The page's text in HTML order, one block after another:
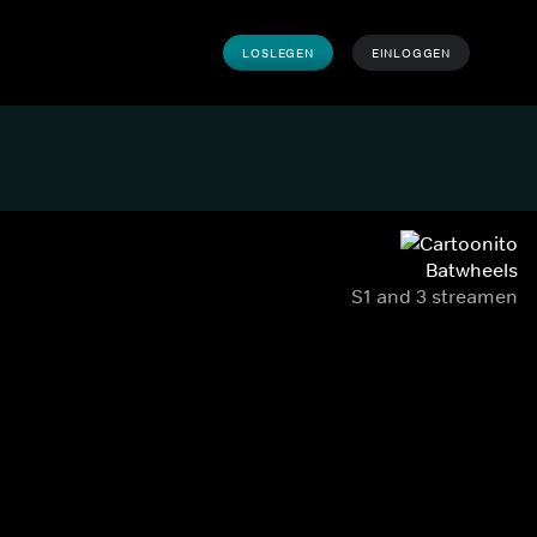
LOSLEGEN EINLOGGEN
Batwheels
S1 and 3 streamen